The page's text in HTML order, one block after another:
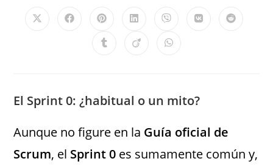
El Sprint 0: ¿habitual o un mito?
Aunque no figure en la Guía oficial de
Scrum, el Sprint 0 es sumamente común y,